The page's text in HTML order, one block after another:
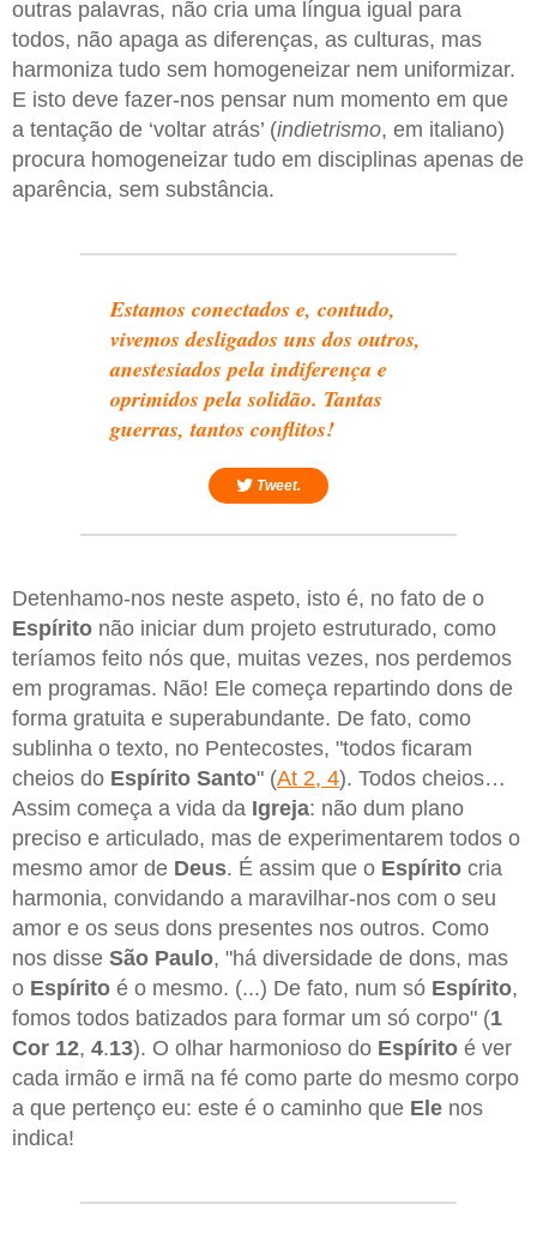
outras palavras, não cria uma língua igual para
todos, não apaga as diferenças, as culturas, mas
harmoniza tudo sem homogeneizar nem uniformizar.
E isto deve fazer-nos pensar num momento em que
a tentação de ‘voltar atrás’ (indietrismo, em italiano)
procura homogeneizar tudo em disciplinas apenas de
aparência, sem substância.
Estamos conectados e, contudo,
vivemos desligados uns dos outros,
anestesiados pela indiferença e
oprimidos pela solidão. Tantas
guerras, tantos conflitos!
Tweet.
Detenhamo-nos neste aspeto, isto é, no fato de o
Espírito não iniciar dum projeto estruturado, como
teríamos feito nós que, muitas vezes, nos perdemos
em programas. Não! Ele começa repartindo dons de
forma gratuita e superabundante. De fato, como
sublinha o texto, no Pentecostes, "todos ficaram
cheios do Espírito Santo" (At 2, 4). Todos cheios…
Assim começa a vida da Igreja: não dum plano
preciso e articulado, mas de experimentarem todos o
mesmo amor de Deus. É assim que o Espírito cria
harmonia, convidando a maravilhar-nos com o seu
amor e os seus dons presentes nos outros. Como
nos disse São Paulo, "há diversidade de dons, mas
o Espírito é o mesmo. (...) De fato, num só Espírito,
fomos todos batizados para formar um só corpo" (1
Cor 12, 4.13). O olhar harmonioso do Espírito é ver
cada irmão e irmã na fé como parte do mesmo corpo
a que pertenço eu: este é o caminho que Ele nos
indica!